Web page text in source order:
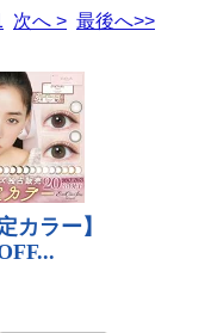
次へ > 最後へ>>